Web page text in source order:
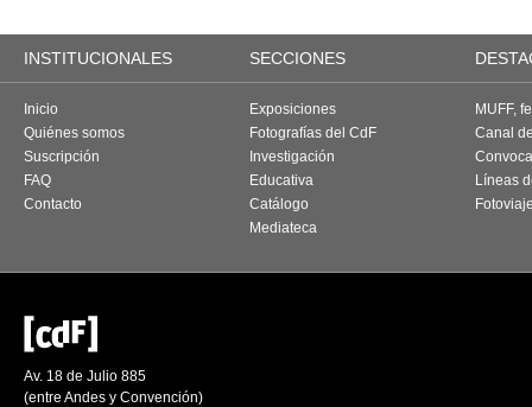
INSTITUCIONALES SECCIONES
Inicio
Quiénes somos
Suscripción
FAQ
Contacto
Exposiciones
Fotografías del CdF
Investigación
Educativa
Catálogo
Mediateca
MUFF,
Canal
Líneas
Av. 18 de Julio 885
(entre Andes y Convención)